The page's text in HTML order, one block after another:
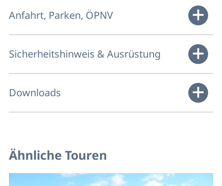
Anfahrt, Parken, ÖPNV
Sicherheitshinweis & Ausrüstung
Downloads
Ähnliche Touren